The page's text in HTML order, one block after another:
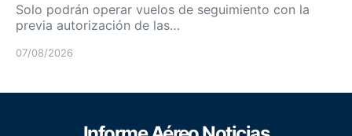
Solo podrán operar vuelos de seguimiento con la
previa autorización de las…
07/08/2026